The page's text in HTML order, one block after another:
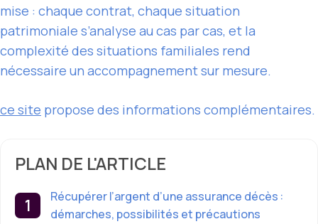
mise : chaque contrat, chaque situation
patrimoniale s’analyse au cas par cas, et la
complexité des situations familiales rend
nécessaire un accompagnement sur mesure.
ce site propose des informations complémentaires.
PLAN DE L'ARTICLE
Récupérer l’argent d’une assurance décès :
démarches, possibilités et précautions